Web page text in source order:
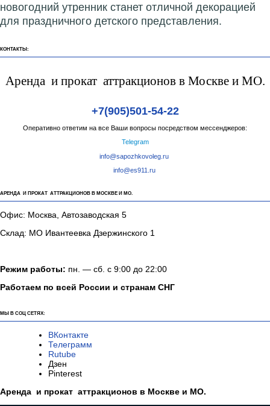
новогодний утренник станет отличной декорацией
для праздничного детского представления.
КОНТАКТЫ:
Аренда и прокат аттракционов в Москве и МО.
+7(905)501-54-22
Оперативно ответим на все Ваши вопросы посредством мессенджеров:
Telegram
info@sapozhkovoleg.ru
info@es911.ru
АРЕНДА И ПРОКАТ АТТРАКЦИОНОВ В МОСКВЕ И МО.
Офис: Москва, Автозаводская 5
Склад: МО Ивантеевка Дзержинского 1
Режим работы: пн. — сб. с 9:00 до 22:00
Работаем по всей России и странам СНГ
МЫ В СОЦ СЕТЯХ:
ВКонтакте
Телеграмм
Rutube
Дзен
Pinterest
Аренда и прокат аттракционов в Москве и МО.